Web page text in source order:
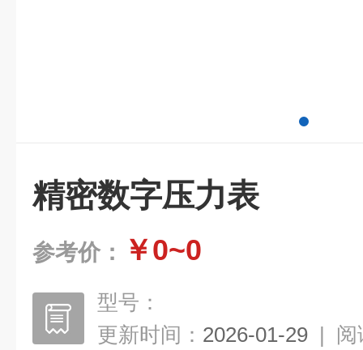
精密数字压力表
参考价： ￥0~0
型号：
更新时间： 2026-01-29 | 阅